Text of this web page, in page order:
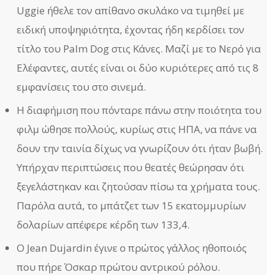
Uggie ήθελε τον απίθανο σκυλάκο να τιμηθεί με
ειδική υποψηφιότητα, έχοντας ήδη κερδίσει τον
τίτλο του Palm Dog στις Κάνες. Μαζί με το Νερό για
Ελέφαντες, αυτές είναι οι δύο κυριότερες από τις 8
εμφανίσεις του στο σινεμά.
Η διαφήμιση που πόνταρε πάνω στην ποιότητα του
φιλμ ώθησε πολλούς, κυρίως στις ΗΠΑ, να πάνε να
δουν την ταινία δίχως να γνωρίζουν ότι ήταν βωβή.
Υπήρχαν περιπτώσεις που θεατές θεώρησαν ότι
ξεγελάστηκαν και ζητούσαν πίσω τα χρήματα τους.
Παρόλα αυτά, το μπάτζετ των 15 εκατομμυρίων
δολαρίων απέφερε κέρδη των 133,4.
Ο Jean Dujardin έγινε ο πρώτος γάλλος ηθοποιός
που πήρε Όσκαρ πρώτου αντρικού ρόλου.